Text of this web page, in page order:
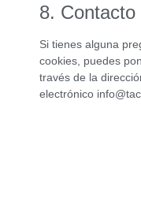
8. Contacto
Si tienes alguna
cookies, puedes
través de la
electrónico